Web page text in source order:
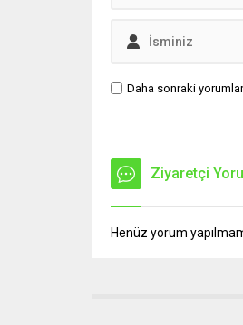
Daha sonraki
Ziyaretçi
Henüz yorum